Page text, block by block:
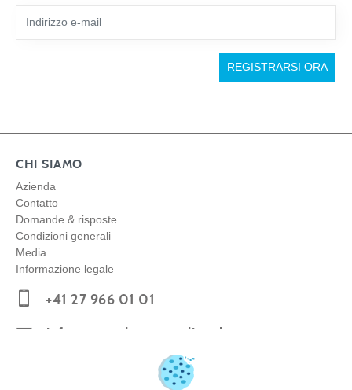
REGISTRARSI ORA
CHI SIAMO
Azienda
Contatto
Domande & risposte
Condizioni generali
Media
Informazione legale
+41 27 966 01 01
info@matterhornparadise.ch